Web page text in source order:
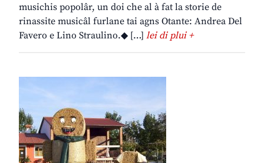
musichis popolâr, un doi che al à fat la storie de
rinassite musicâl furlane tai agns Otante: Andrea Del
Favero e Lino Straulino.◆ […] lei di plui +